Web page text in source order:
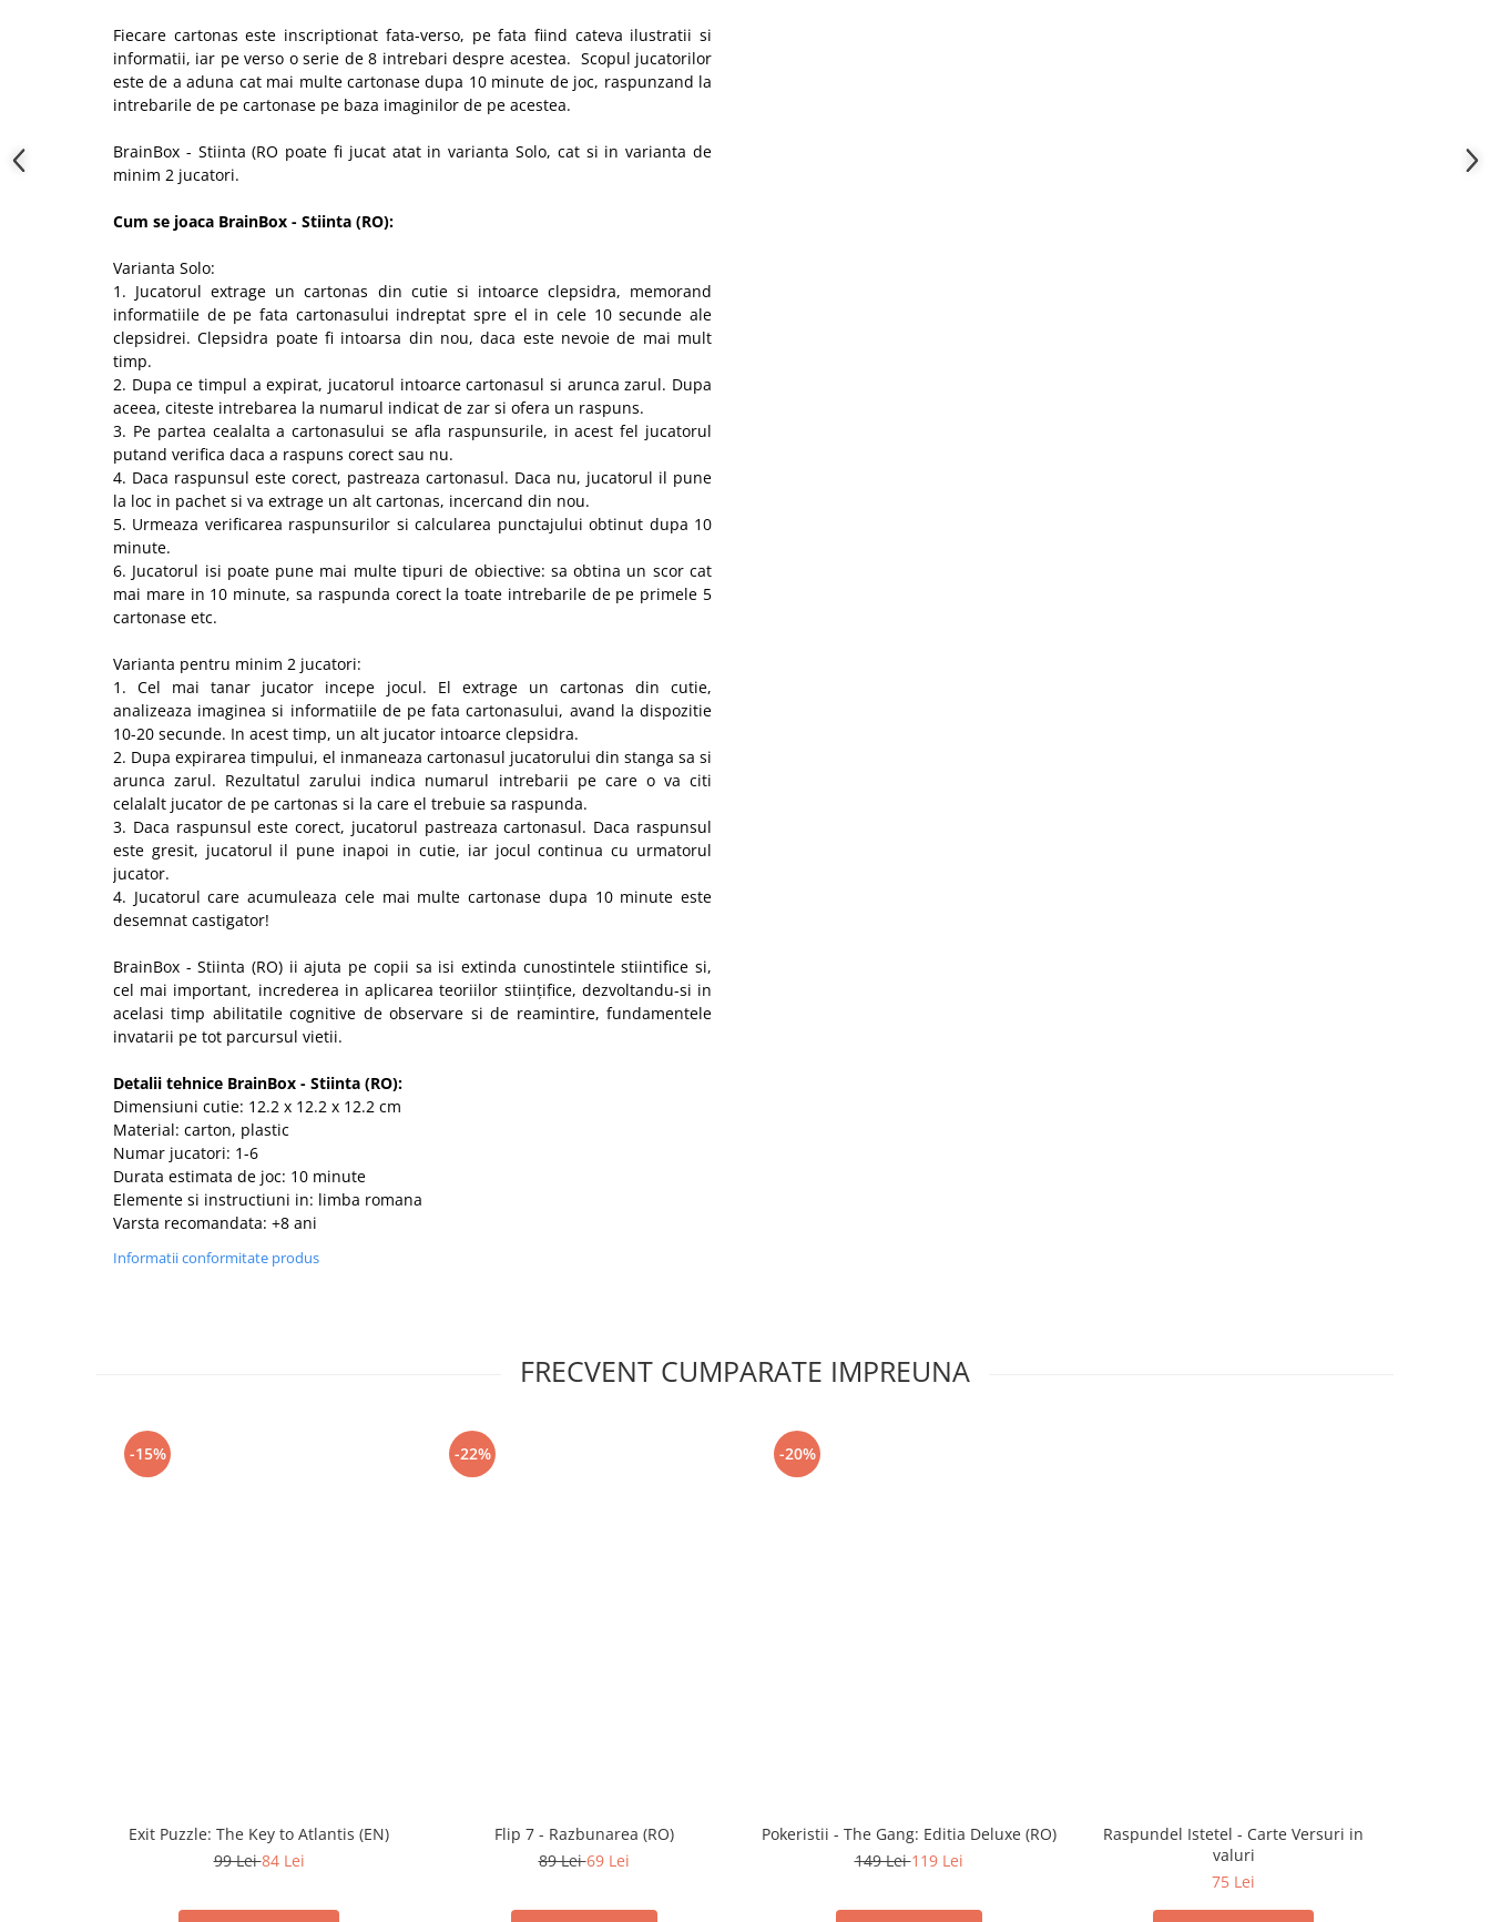
Fiecare cartonas este inscriptionat fata-verso, pe fata fiind cateva ilustratii si
informatii, iar pe verso o serie de 8 intrebari despre acestea. Scopul jucatorilor
este de a aduna cat mai multe cartonase dupa 10 minute de joc, raspunzand la
intrebarile de pe cartonase pe baza imaginilor de pe acestea.
BrainBox - Stiinta (RO poate fi jucat atat in varianta Solo, cat si in varianta de
minim 2 jucatori.
Cum se joaca BrainBox - Stiinta (RO):
Varianta Solo:
1. Jucatorul extrage un cartonas din cutie si intoarce clepsidra, memorand
informatiile de pe fata cartonasului indreptat spre el in cele 10 secunde ale
clepsidrei. Clepsidra poate fi intoarsa din nou, daca este nevoie de mai mult
timp.
2. Dupa ce timpul a expirat, jucatorul intoarce cartonasul si arunca zarul. Dupa
aceea, citeste intrebarea la numarul indicat de zar si ofera un raspuns.
3. Pe partea cealalta a cartonasului se afla raspunsurile, in acest fel jucatorul
putand verifica daca a raspuns corect sau nu.
4. Daca raspunsul este corect, pastreaza cartonasul. Daca nu, jucatorul il pune
la loc in pachet si va extrage un alt cartonas, incercand din nou.
5. Urmeaza verificarea raspunsurilor si calcularea punctajului obtinut dupa 10
minute.
6. Jucatorul isi poate pune mai multe tipuri de obiective: sa obtina un scor cat
mai mare in 10 minute, sa raspunda corect la toate intrebarile de pe primele 5
cartonase etc.
Varianta pentru minim 2 jucatori:
1. Cel mai tanar jucator incepe jocul. El extrage un cartonas din cutie,
analizeaza imaginea si informatiile de pe fata cartonasului, avand la dispozitie
10-20 secunde. In acest timp, un alt jucator intoarce clepsidra.
2. Dupa expirarea timpului, el inmaneaza cartonasul jucatorului din stanga sa si
arunca zarul. Rezultatul zarului indica numarul intrebarii pe care o va citi
celalalt jucator de pe cartonas si la care el trebuie sa raspunda.
3. Daca raspunsul este corect, jucatorul pastreaza cartonasul. Daca raspunsul
este gresit, jucatorul il pune inapoi in cutie, iar jocul continua cu urmatorul
jucator.
4. Jucatorul care acumuleaza cele mai multe cartonase dupa 10 minute este
desemnat castigator!
BrainBox - Stiinta (RO) ii ajuta pe copii sa isi extinda cunostintele stiintifice si,
cel mai important, increderea in aplicarea teoriilor stiințifice, dezvoltandu-si in
acelasi timp abilitatile cognitive de observare si de reamintire, fundamentele
invatarii pe tot parcursul vietii.
Detalii tehnice BrainBox - Stiinta (RO):
Dimensiuni cutie: 12.2 x 12.2 x 12.2 cm
Material: carton, plastic
Numar jucatori: 1-6
Durata estimata de joc: 10 minute
Elemente si instructiuni in: limba romana
Varsta recomandata: +8 ani
Informatii conformitate produs
FRECVENT CUMPARATE IMPREUNA
-15%
Exit Puzzle: The Key to Atlantis (EN)
99 Lei84 Lei
-22%
Flip 7 - Razbunarea (RO)
89 Lei69 Lei
-20%
Pokeristii - The Gang: Editia Deluxe (RO)
149 Lei119 Lei
Raspundel Istetel - Carte Versuri in
valuri
75 Lei